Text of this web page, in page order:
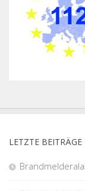
LETZTE BEITRÄGE